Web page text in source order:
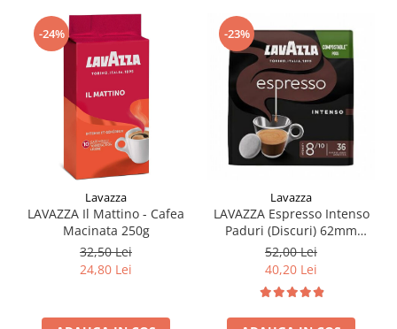
-24%
Lavazza
LAVAZZA Il Mattino - Cafea
Macinata 250g
32,50 Lei
24,80 Lei
-23%
Lavazza
LAVAZZA Espresso Intenso
Paduri (Discuri) 62mm
Monodoze 36buc 250g
52,00 Lei
40,20 Lei